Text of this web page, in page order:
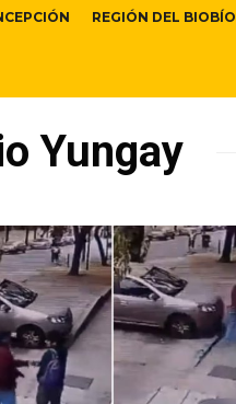
REGIÓN DEL BIOBÍO
Yungay